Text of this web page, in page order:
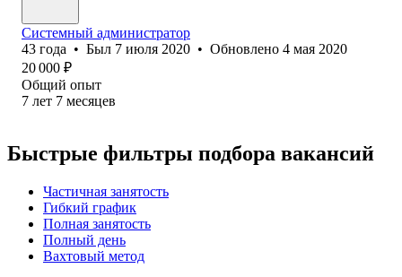
Системный администратор
43 года • Был 7 июля 2020 • Обновлено 4 мая 2020
20 000 ₽
Общий опыт
7 лет 7 месяцев
Быстрые фильтры подбора вакансий
Частичная занятость
Гибкий график
Полная занятость
Полный день
Вахтовый метод